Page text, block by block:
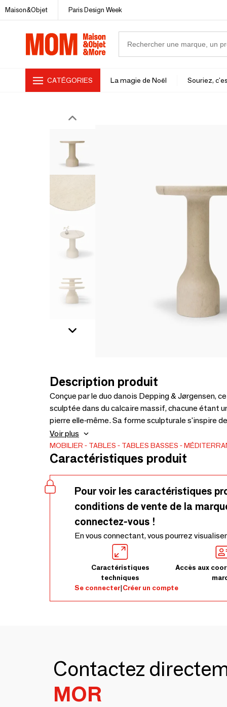
Maison&Objet Paris Design Week
CATÉGORIES La magie de Noël Souriez,
Description produit
Conçue par le duo danois Depping &
sculptée dans du calcaire massif, chacune étant
pierre elle-même. Sa forme sculpturale s'inspire
une présence lourde mais sophistiquée qui ne
Voir plus
MOBILIER TABLES TABLES BASSES
Caractéristiques produit
Pour voir les caractéristiques
conditions de vente de la
connectez-vous !
En vous connectant, vous pourrez
Caractéristiques
techniques
Accès aux
Se connecter|Créer un compte
Contactez
MOR